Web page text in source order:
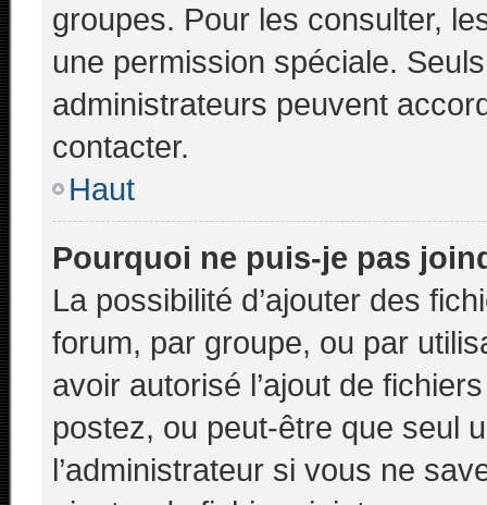
groupes. Pour les consulter,
une permission spéciale.
administrateurs peuvent
contacter.
Haut
Pourquoi ne puis-je pas
La possibilité d’ajouter des
forum, par groupe, ou par
avoir autorisé l’ajout de
postez, ou peut-être que seul
l’administrateur si vous ne